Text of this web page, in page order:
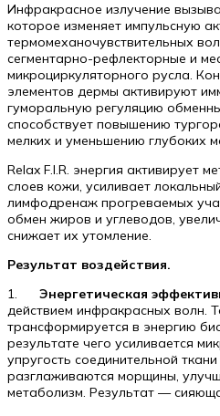
Инфракрасное излучение
которое изменяет импульсную
термомеханочувствительных
сегментарно-рефлекторные и
микроциркуляторного русла.
элементов дермы активируют
гуморальную регуляцию
способствует повышению
мелких и уменьшению глубоких
Relax F.I.R. энергия активирует
слоев кожи, усиливает
лимфодренаж прогреваемых
обмен жиров и углеводов,
снижает их утомление.
Результат воздействия.
1. Энергетическая
действием инфракрасных волн.
трансформируется в энергию
результате чего усиливается
упругость соединительной
разглаживаются морщины,
метаболизм. Результат —